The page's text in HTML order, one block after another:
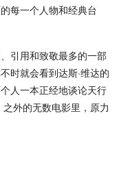
每一个人物和经典台
引用和致敬最多的一部
时就会看到达斯·维达的
人一本正经地谈论天行
外的无数电影里，原力